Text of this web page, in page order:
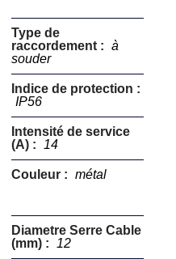
Type de
raccordement : à
souder
Indice de protection :
IP56
Intensité de service
(A) :
14
Couleur : métal
Diametre Serre Cable
(mm) :
12